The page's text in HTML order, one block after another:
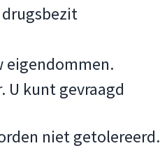
eigendommen.
U kunt gevraagd
niet getolereerd.